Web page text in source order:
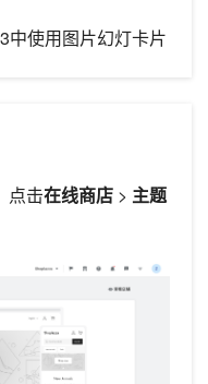
中使用图片幻灯卡片
点击在线商店 > 主题